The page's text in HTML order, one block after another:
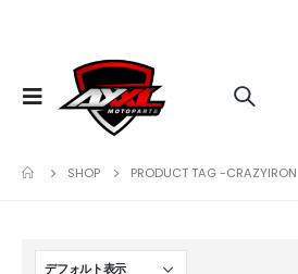
SHOP PRODUCT TAG -CRAZYIRON